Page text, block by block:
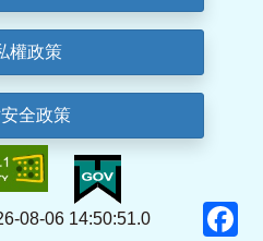
權政策
全政策
08-06 14:50:51.0